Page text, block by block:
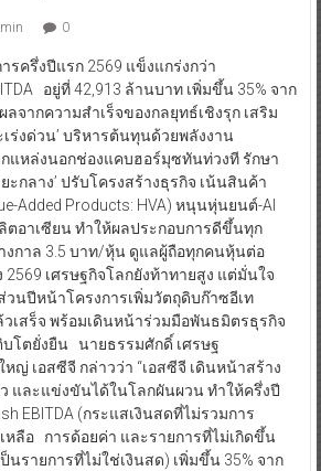
0
รครึ่งปีแรก 2569 แข็งแกร่งกว่า
อยู่ที่ 42,913 ล้านบาท เพิ่มขึ้น 35% จาก
จากความสำเร็จของกลยุทธ์เชิงรุก เสริม
เร่งด่วน’ บริหารต้นทุนด้วยพลังงาน
แหล่งนอกช่องแคบฮอร์มุซทันท่วงที รักษา
ะกลาง’ ปรับโครงสร้างธุรกิจ เน้นสินค้า
Added Products: HVA) หนุนหุ่นยนต์-AI
ตอาเซียน ทำให้ผลประกอบการดีขึ้นทุก
งกาล 3.5 บาท/หุ้น ดูแลผู้ถือทุกคนหุ้นต่อ
2569 เศรษฐกิจโลกยังท้าทายสูง แต่มั่นใจ
วนปีหน้าโครงการเพิ่มวัตถุดิบก๊าซอีเท
วเสร็จ พร้อมเดินหน้าร่วมมือพันธมิตรธุรกิจ
บโตยั่งยืน นายธรรมศักดิ์ เศรษฐ
ญ่ เอสซีจี กล่าวว่า “เอสซีจี เดินหน้าสร้าง
และแข่งขันได้ในโลกผันผวน ทำให้ครึ่งปี
EBITDA (กระแสเงินสดที่ไม่รวมการ
หลือ การด้อยค่า และรายการที่ไม่เกิดขึ้น
นรายการที่ไม่ใช่เงินสด) เพิ่มขึ้น 35% จาก